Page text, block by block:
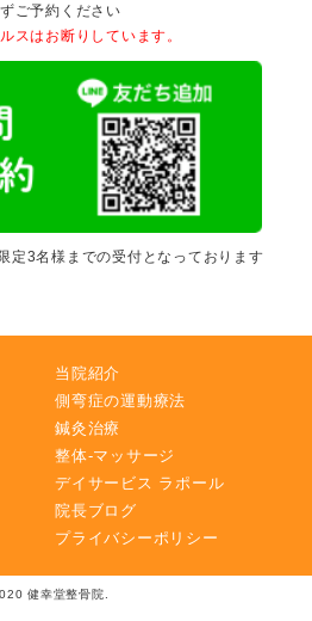
ご予約ください
スはお断りしています。
定3名様までの受付となっております
当院紹介
側弯症の運動療法
鍼灸治療
整体-マッサージ
デイサービス ラポール
院長ブログ
プライバシーポリシー
健幸堂整骨院.